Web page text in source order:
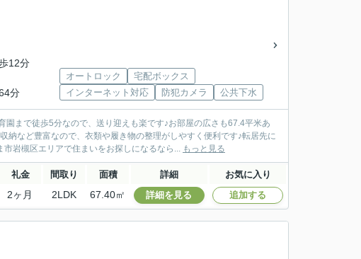
12分
分
オートロック
宅配ボックス
インターネット対応
防犯カメラ 公共下水
まで徒歩5分なので、送り迎えも楽です♪お部屋の広さも67.4平米あ
納など豊富なので、衣類や履き物の整理がしやすく便利です♪転居先に
岩槻区エリアで住まいをお探しになるなら... もっと見る
礼金 間取り 面積 詳細 お気に入り
2ヶ月 2LDK 67.40㎡ 詳細を見る 追加する